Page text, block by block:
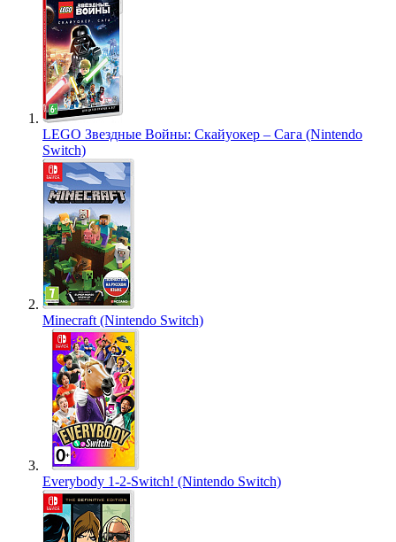
LEGO Звездные Войны: Скайуокер – Сага (Nintendo
Switch)
Minecraft (Nintendo Switch)
Everybody 1-2-Switch! (Nintendo Switch)